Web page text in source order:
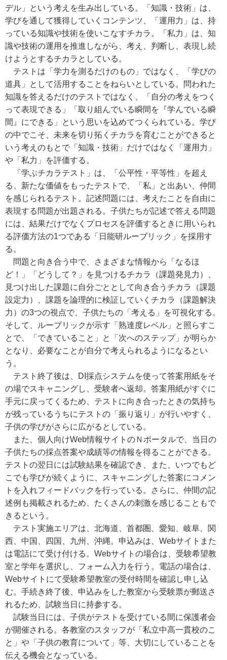
デル」という考えを生み出している。「知識・技術」は、
学びを通して獲得していくコンテンツ、「運用力」は、持
っている知識や技術を使いこなすチカラ。「私力」は、知
識や技術の運用を推進しながら、考え、判断し、表現し続
けようとするチカラとしている。
テストは「学力を測るだけのもの」ではなく、「学びの
道具」として活用することをねらいとしている。問われた
知識を答えるだけのテストではなく、「自分の考えをつく
って表現できる」「取り組んでいる瞬間を『学んでいる瞬
間』にできる」という思いを込めてつくられている。学び
の中でこそ、未来を切り拓くチカラを育むことができると
いう考えのもとで「知識・技術」だけではなく「運用力」
や「私力」を評価する。
「学ぶチカラテスト」は、「公平性・平等性」を超え
る、新たな価値をもったテストで、「私」と出あい、仲間
を感じられるテスト。記述問題には、考えたことを自由に
表現する問題が出題される。子供たちが記述で答える問題
には、結果だけでなくプロセスを評価するときに用いられ
る評価方法の1つである「日能研ルーブリック」を採用す
る。
問題と向き合う中で、さまざまな情報から「なるほ
ど！」「どうして？」を見つけるチカラ（課題発見力）、
見つけ出した課題に自分ごととして向き合うチカラ（課題
設定力）、課題を論理的に検証していくチカラ（課題解決
力）の3つの視点で、子供たちの「考える」を可視化する。
そして、ルーブリックが示す「熟達度レベル」と照らすこ
とで、「できていること」と「次へのステップ」が明らか
となり、必要なことが自分で考えられるようになるとい
う。
テスト終了後は、DI採点システムを使って答案用紙をそ
の場でスキャニングし、受験者へ返却。答案用紙がすぐに
手元に戻ってくるため、テストに向き合ったときの気持ち
が残っているうちにテストの「振り返り」が行いやすく、
子供の学びがさらに広がるとしている。
また、個人向けWeb情報サイトのＮポータルで、当日の
子供たちの採点答案や成績等の情報を得ることができる。
テストの翌日には試験結果を確認でき、また、いつでもど
こでも学びが続くように、スキャニングした答案にコメン
トを入れフィードバックを行っている。さらに、仲間の記
述例も掲載されるため、たくさんの刺激を感じることもで
きるという。
テスト実施エリアは、北海道、首都圏、愛知、岐阜、関
西、中国、四国、九州、沖縄。申込みは、Webサイトまた
は電話にて受け付ける。Webサイトの場合は、受験希望教
室と学年を選択し、フォーム入力を行う。電話の場合は、
Webサイトにて受験希望教室の受付時間を確認し申し込
む。手続き終了後、申込みをした教室から受験票が郵送さ
れるため、試験当日に持参する。
試験当日には、子供がテストを受けている間に保護者会
が開催される。各教室のスタッフが「私立中高一貫校のこ
と」や「子供の教育について」等、大切にしていることを
伝える機会となっている。